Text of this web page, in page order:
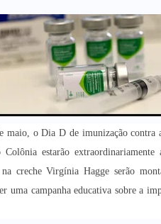
o Dia D de imunização contra
estarão
creche Virgínia Hagge serão
uma campanha educativa sobre a